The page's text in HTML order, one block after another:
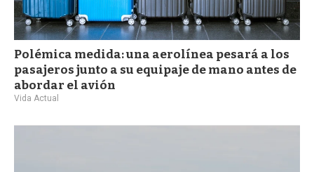
Polémica medida: una aerolínea pesará a los
pasajeros junto a su equipaje de mano antes de
abordar el avión
Vida Actual